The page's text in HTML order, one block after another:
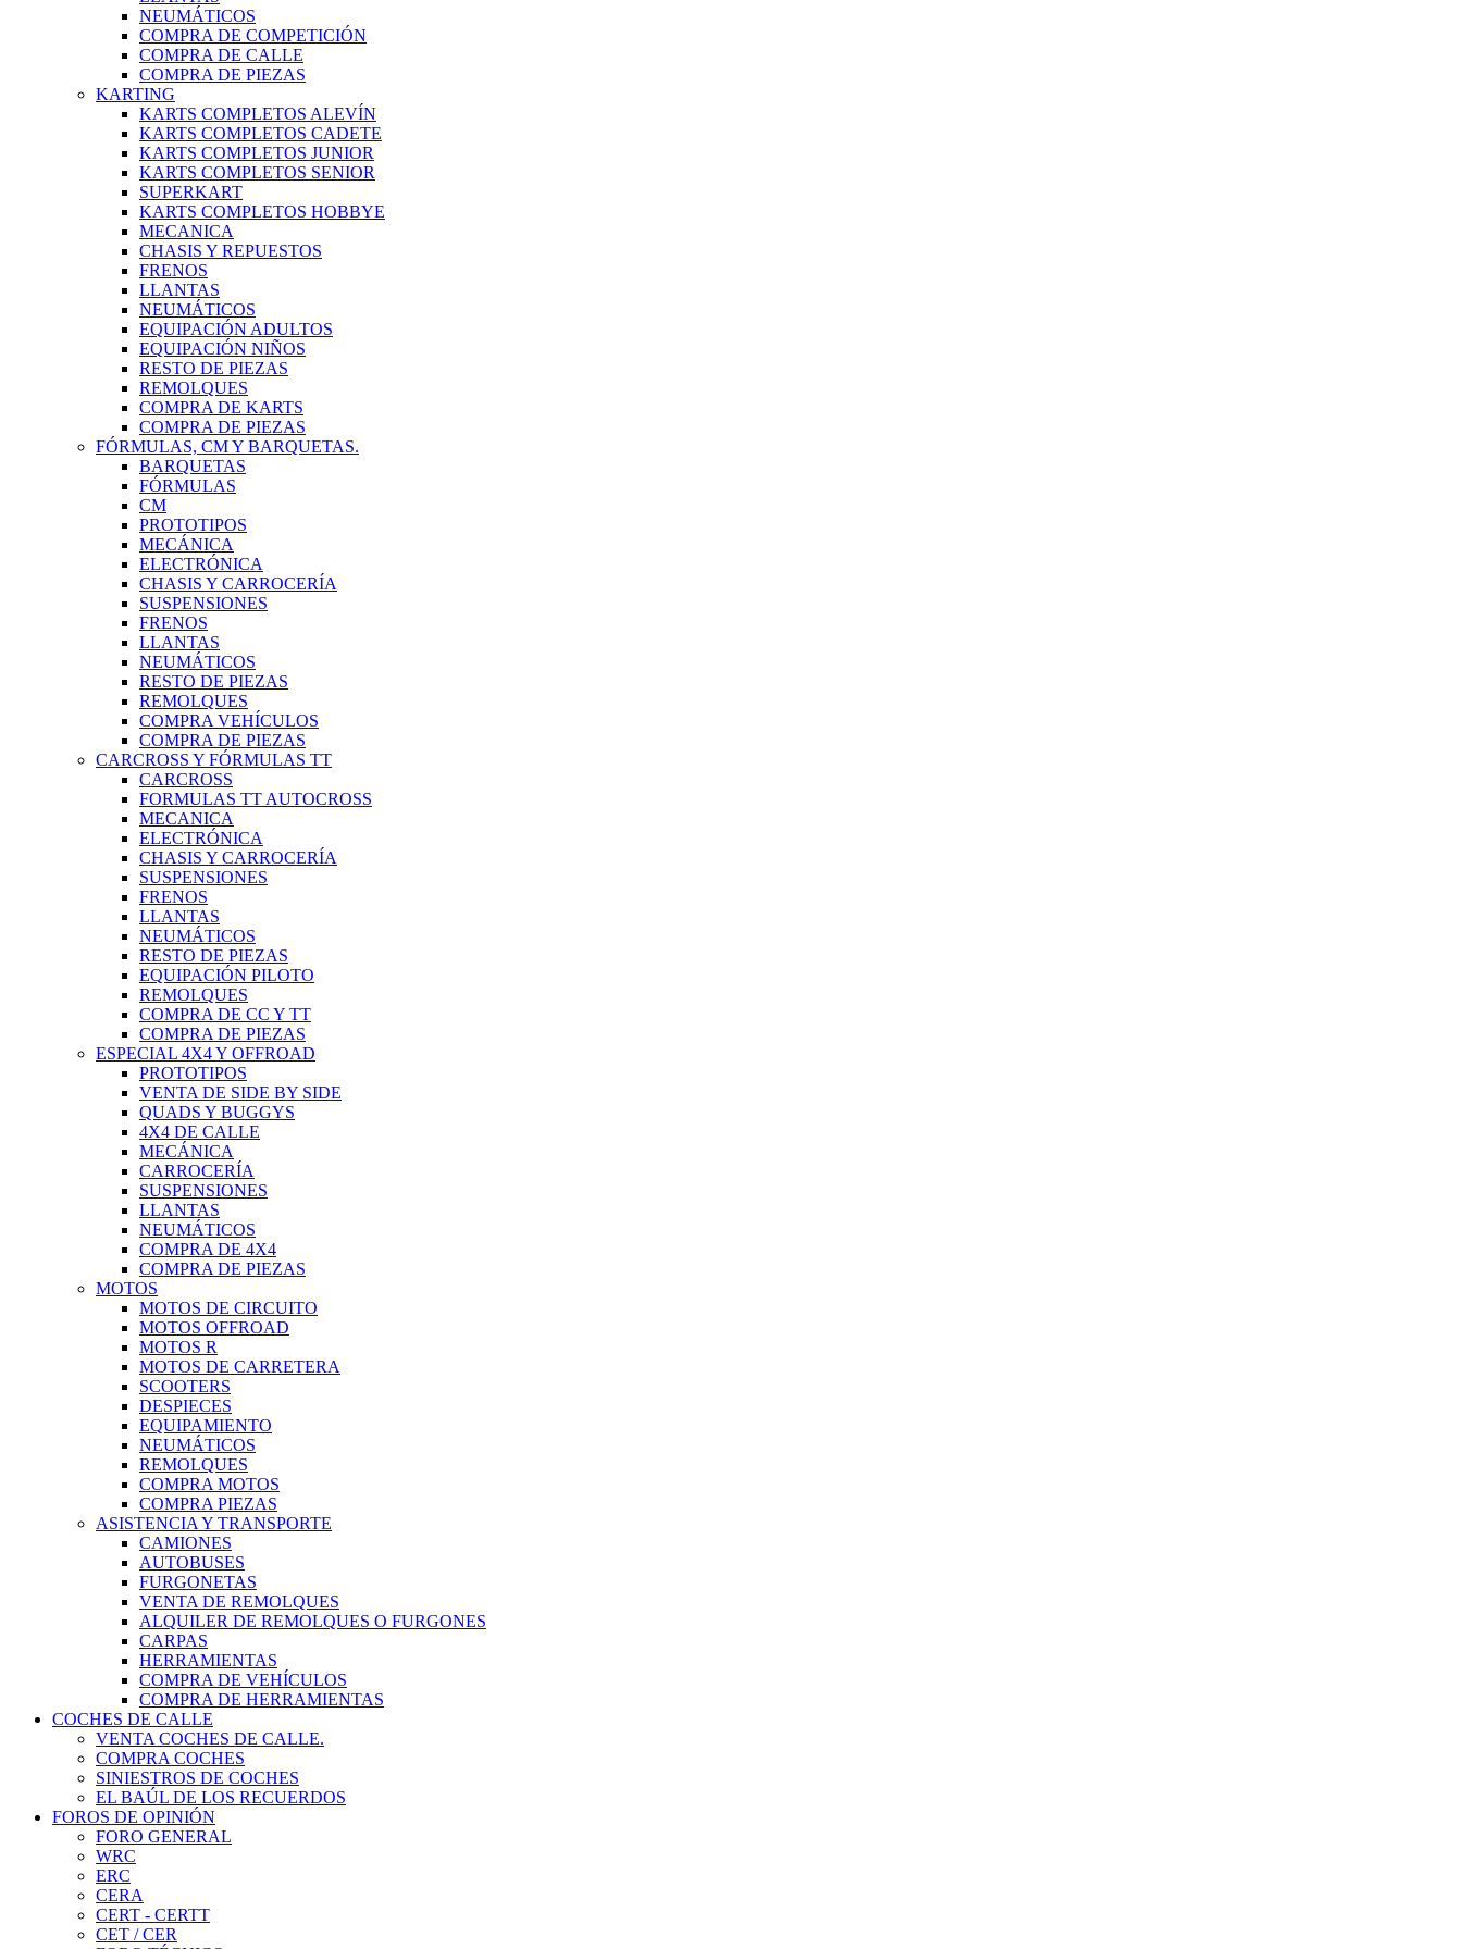
NEUMÁTICOS
COMPRA DE COMPETICIÓN
COMPRA DE CALLE
COMPRA DE PIEZAS
KARTING
KARTS COMPLETOS ALEVÍN
KARTS COMPLETOS CADETE
KARTS COMPLETOS JUNIOR
KARTS COMPLETOS SENIOR
SUPERKART
KARTS COMPLETOS HOBBYE
MECANICA
CHASIS Y REPUESTOS
FRENOS
LLANTAS
NEUMÁTICOS
EQUIPACIÓN ADULTOS
EQUIPACIÓN NIÑOS
RESTO DE PIEZAS
REMOLQUES
COMPRA DE KARTS
COMPRA DE PIEZAS
FÓRMULAS, CM Y BARQUETAS.
BARQUETAS
FÓRMULAS
CM
PROTOTIPOS
MECÁNICA
ELECTRÓNICA
CHASIS Y CARROCERÍA
SUSPENSIONES
FRENOS
LLANTAS
NEUMÁTICOS
RESTO DE PIEZAS
REMOLQUES
COMPRA VEHÍCULOS
COMPRA DE PIEZAS
CARCROSS Y FÓRMULAS TT
CARCROSS
FORMULAS TT AUTOCROSS
MECANICA
ELECTRÓNICA
CHASIS Y CARROCERÍA
SUSPENSIONES
FRENOS
LLANTAS
NEUMÁTICOS
RESTO DE PIEZAS
EQUIPACIÓN PILOTO
REMOLQUES
COMPRA DE CC Y TT
COMPRA DE PIEZAS
ESPECIAL 4X4 Y OFFROAD
PROTOTIPOS
VENTA DE SIDE BY SIDE
QUADS Y BUGGYS
4X4 DE CALLE
MECÁNICA
CARROCERÍA
SUSPENSIONES
LLANTAS
NEUMÁTICOS
COMPRA DE 4X4
COMPRA DE PIEZAS
MOTOS
MOTOS DE CIRCUITO
MOTOS OFFROAD
MOTOS R
MOTOS DE CARRETERA
SCOOTERS
DESPIECES
EQUIPAMIENTO
NEUMÁTICOS
REMOLQUES
COMPRA MOTOS
COMPRA PIEZAS
ASISTENCIA Y TRANSPORTE
CAMIONES
AUTOBUSES
FURGONETAS
VENTA DE REMOLQUES
ALQUILER DE REMOLQUES O FURGONES
CARPAS
HERRAMIENTAS
COMPRA DE VEHÍCULOS
COMPRA DE HERRAMIENTAS
COCHES DE CALLE
VENTA COCHES DE CALLE.
COMPRA COCHES
SINIESTROS DE COCHES
EL BAÚL DE LOS RECUERDOS
FOROS DE OPINIÓN
FORO GENERAL
WRC
ERC
CERA
CERT - CERTT
CET / CER